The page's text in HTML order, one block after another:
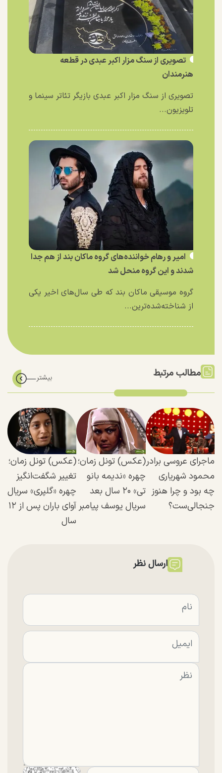
تصویری از سنگ مزار اکبر عبدی در قطعه
هنرمندان
تصویری از سنگ مزار اکبر عبدی بازیگر تئاتر سینما و
تلویزیون...
امیر و رهام خواننده‌های گروه ماکان بند از هم جدا
شدند و این گروه منحل شد
گروه موسیقی ماکان بند که طی سال‌های اخیر یکی
از شناخته‌شده‌ترین...
مطالب مرتبط
ماجرای عروسی برادر
محمود شهریاری
چه بود و چرا هنوز
جنجالی‌ست؟
(عکس) تونل زمان؛
چهره «ندیمه بانو
تی» ۲۰ سال بعد
سریال یوسف پیامبر
(عکس) تونل زمان؛
تغییر شگفت‌انگیز
چهره «گلپری» سریال
آوای باران پس از ۱۲
سال
ارسال نظر